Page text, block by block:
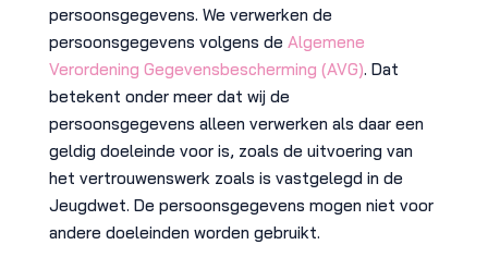
persoonsgegevens. We verwerken de
persoonsgegevens volgens de Algemene
Verordening Gegevensbescherming (AVG). Dat
betekent onder meer dat wij de
persoonsgegevens alleen verwerken als daar een
geldig doeleinde voor is, zoals de uitvoering van
het vertrouwenswerk zoals is vastgelegd in de
Jeugdwet. De persoonsgegevens mogen niet voor
andere doeleinden worden gebruikt.